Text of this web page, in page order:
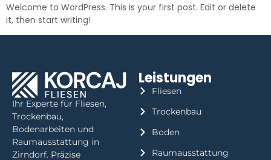
Welcome to WordPress. This is your first post. Edit or delete
it, then start writing!
Ihr Experte für Fliesen,
Trockenbau,
Bodenarbeiten und
Raumausstattung in
Zirndorf. Präzise
Leistungen
Fliesen
Trockenbau
Boden
Raumausstattung